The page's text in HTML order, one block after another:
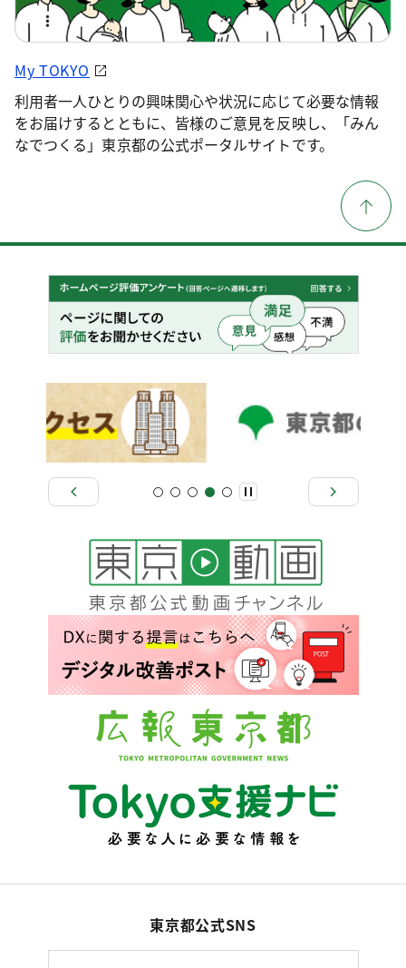
My TOKYO
利用者一人ひとりの興味関心や状況に応じて必要な情報
をお届けするとともに、皆様のご意見を反映し、「みん
なでつくる」東京都の公式ポータルサイトです。
東京都公式SNS